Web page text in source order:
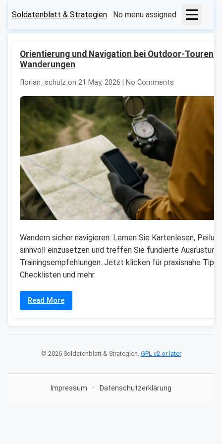
Soldatenblatt & Strategien No menu assigned
Orientierung und Navigation bei Outdoor-Touren
Wanderungen
florian_schulz on 21 May, 2026 | No Comments
Wandern sicher navigieren: Lernen Sie Kartenlesen,
sinnvoll einzusetzen und treffen Sie fundierte
Trainingsempfehlungen. Jetzt klicken für praxisnahe
Checklisten und mehr.
Read More
© 2026 Soldatenblatt & Strategien. GPL v2 or later
Impressum · Datenschutzerklärung